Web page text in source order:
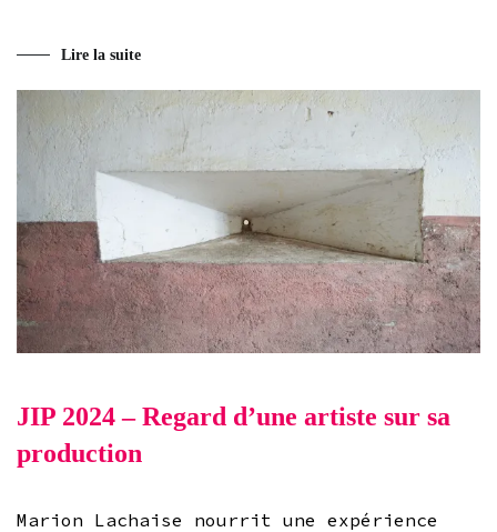
Lire la suite
JIP 2024 – Regard d’une artiste sur sa
production
Marion Lachaise nourrit une expérience